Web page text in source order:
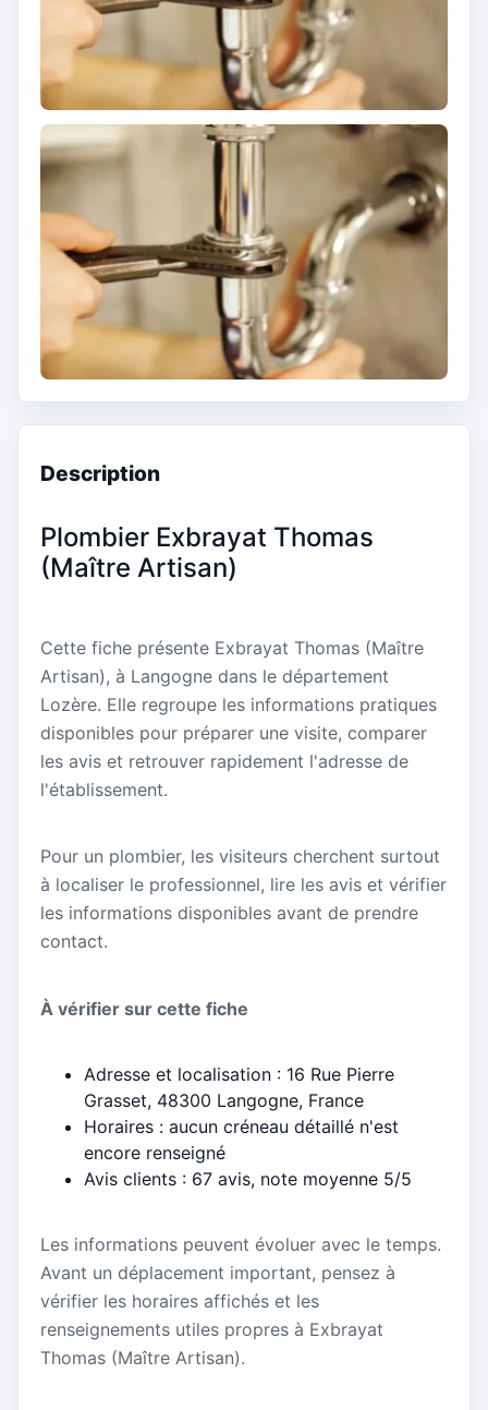
Description
Plombier Exbrayat Thomas
(Maître Artisan)
Cette fiche présente Exbrayat Thomas (Maître
Artisan), à Langogne dans le département
Lozère. Elle regroupe les informations pratiques
disponibles pour préparer une visite, comparer
les avis et retrouver rapidement l'adresse de
l'établissement.
Pour un plombier, les visiteurs cherchent surtout
à localiser le professionnel, lire les avis et vérifier
les informations disponibles avant de prendre
contact.
À vérifier sur cette fiche
Adresse et localisation : 16 Rue Pierre
Grasset, 48300 Langogne, France
Horaires : aucun créneau détaillé n'est
encore renseigné
Avis clients : 67 avis, note moyenne 5/5
Les informations peuvent évoluer avec le temps.
Avant un déplacement important, pensez à
vérifier les horaires affichés et les
renseignements utiles propres à Exbrayat
Thomas (Maître Artisan).